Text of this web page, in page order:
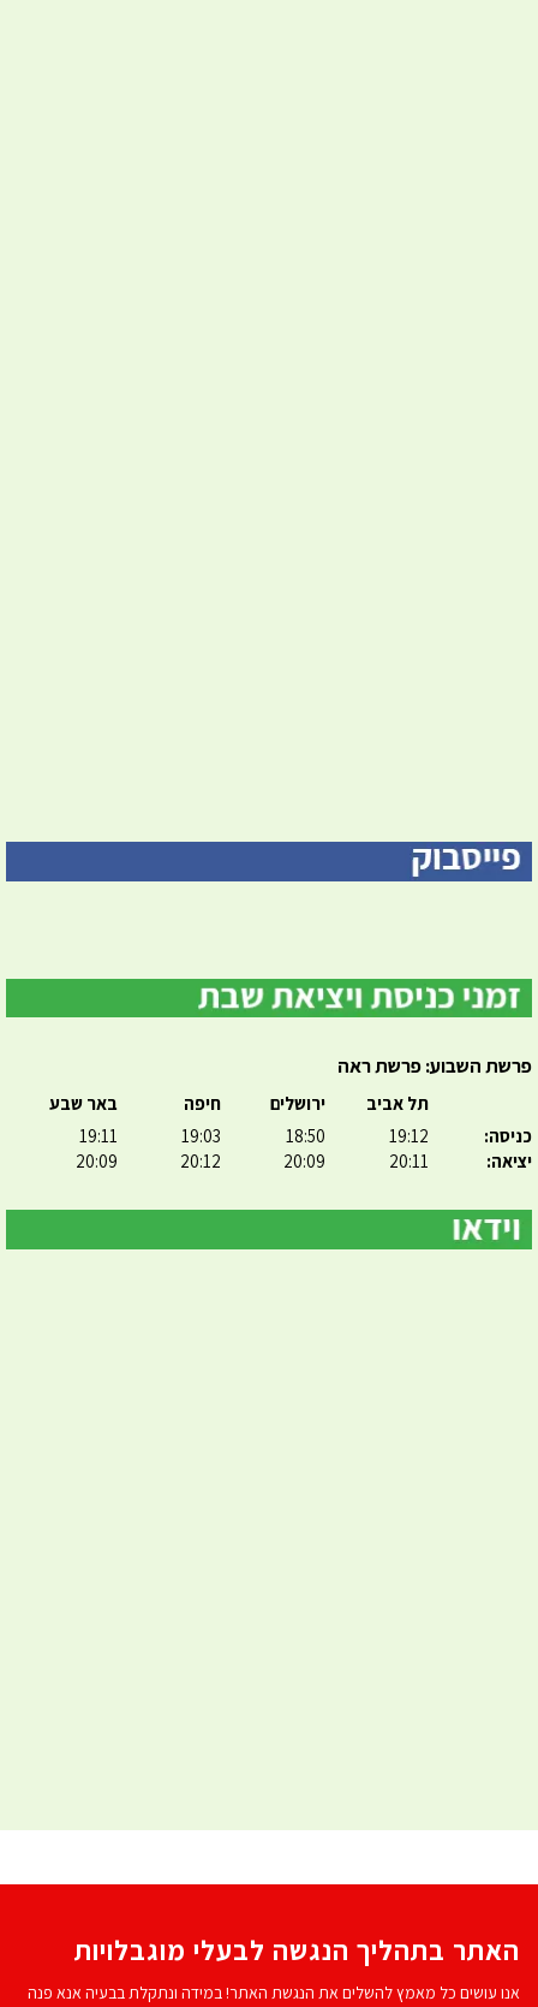
פרשת השבוע: פרשת ראה
כניסה:
יציאה:
תל אביב
19:12
20:11
ירושלים
18:50
20:09
חיפה
19:03
20:12
באר שבע
19:11
20:09
האתר בתהליך הנגשה לבעלי מוגבלויות
אנו עושים כל מאמץ להשלים את הנגשת האתר! במידה ונתקלת בבעיה אנא פנה